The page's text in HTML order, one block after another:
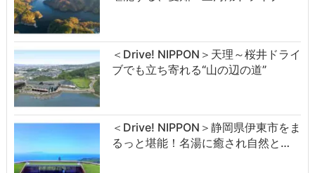
＜Drive! NIPPON＞天理～桜井ドライ
ブでも立ち寄れる“山の辺の道”
＜Drive! NIPPON＞静岡県伊東市をま
るっと堪能！名湯に癒され自然と…